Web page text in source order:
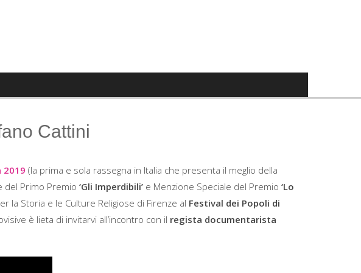
Cattini
2019 (la prima e sola rassegna in Italia che presenta il meglio della
del Primo Premio ‘Gli Imperdibili’ e Menzione Speciale del Premio ‘Lo
la Storia e le Culture Religiose di Firenze al Festival dei Popoli di
è lieta di invitarvi all’incontro con il regista documentarista